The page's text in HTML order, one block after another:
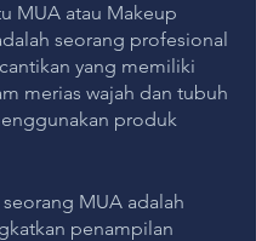
MUA atau Makeup
seorang profesional
yang memiliki
merias wajah dan tubuh
produk
MUA adalah
penampilan